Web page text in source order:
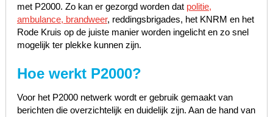
met P2000. Zo kan er gezorgd worden dat politie,
ambulance, brandweer, reddingsbrigades, het KNRM en het
Rode Kruis op de juiste manier worden ingelicht en zo snel
mogelijk ter plekke kunnen zijn.
Hoe werkt P2000?
Voor het P2000 netwerk wordt er gebruik gemaakt van
berichten die overzichtelijk en duidelijk zijn. Aan de hand van